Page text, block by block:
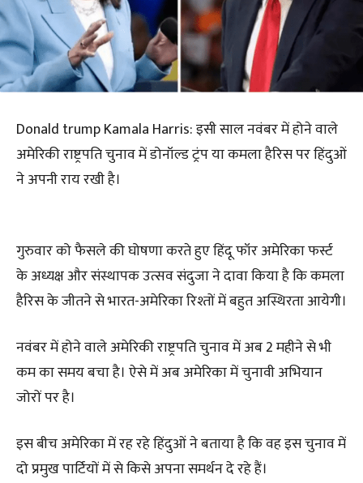
Donald trump Kamala Harris: इसी साल नवंबर में होने वाले
अमेरिकी राष्ट्रपति चुनाव में डोनॉल्ड ट्रंप या कमला हैरिस पर हिंदुओं
ने अपनी राय रखी है।
गुरुवार को फैसले की घोषणा करते हुए हिंदू फॉर अमेरिका फर्स्ट
के अध्यक्ष और संस्थापक उत्सव संदुजा ने दावा किया है कि कमला
हैरिस के जीतने से भारत-अमेरिका रिश्तों में बहुत अस्थिरता आयेगी।
नवंबर में होने वाले अमेरिकी राष्ट्रपति चुनाव में अब 2 महीने से भी
कम का समय बचा है। ऐसे में अब अमेरिका में चुनावी अभियान
जोरों पर है।
इस बीच अमेरिका में रह रहे हिंदुओं ने बताया है कि वह इस चुनाव में
दो प्रमुख पार्टियों में से किसे अपना समर्थन दे रहे हैं।